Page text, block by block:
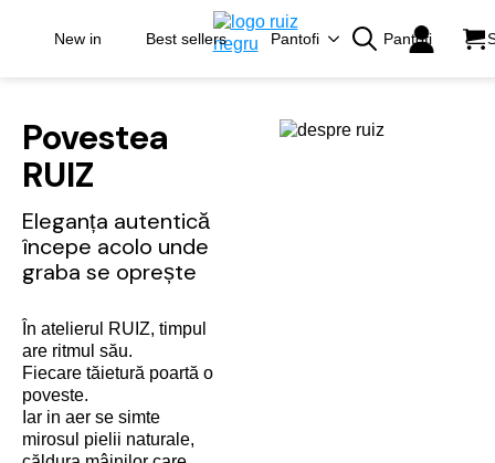
New in Best sellers Pantofi Pantofi
Povestea
RUIZ
Eleganța autentică
începe acolo unde
graba se oprește
În atelierul RUIZ, timpul
are ritmul său.
Fiecare tăietură poartă o
poveste.
Iar in aer se simte
mirosul pielii naturale,